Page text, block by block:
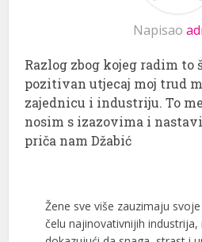
Napisao
Razlog zbog kojeg radim to
pozitivan utjecaj moj trud
zajednicu i industriju. To
nosim s izazovima i
priča nam Džabić
Žene sve više zauzimaju
čelu najinovativnijih industrija,